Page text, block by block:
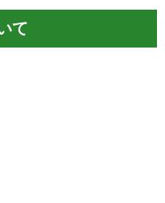
て